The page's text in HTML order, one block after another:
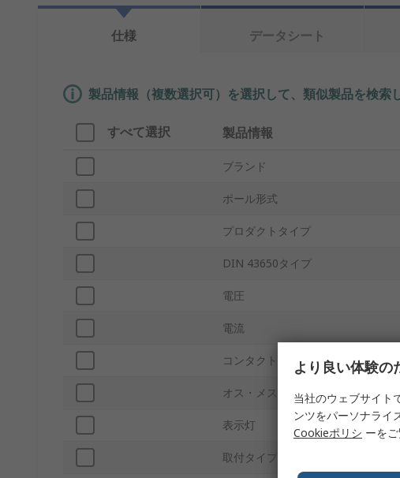
仕様 データシート
製品情報（複数選択可）を選択して、類似製品を検索
すべて選択 製品情報
ブランド
ポール形式
プロダクトタイプ
DIN 43650タイプ
電圧
電流
コンタクトポイント材質
オス・メス
表示灯
取付タイプ
より良い体験
当社のウェブサイト
ンツをパーソナライ
Cookieポリシ ーをご